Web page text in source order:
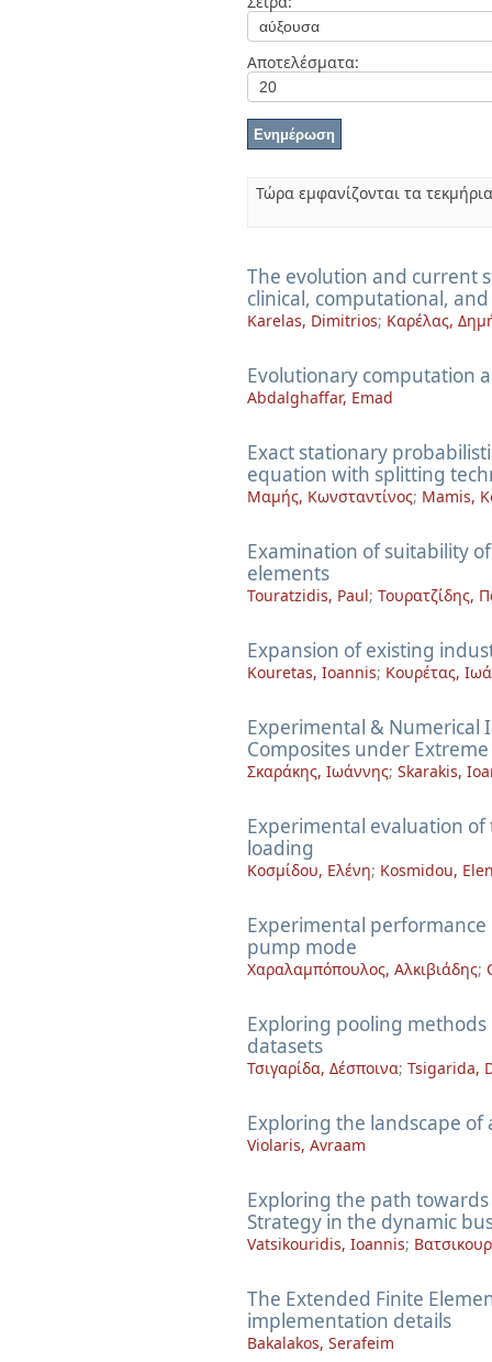
Αποτελέσματα:
Τώρα εμφανίζονται τα
The evolution and current
clinical, computational,
Karelas, Dimitrios; Καρέλας,
Evolutionary computation
Abdalghaffar, Emad
Exact stationary
equation with splitting
Μαμής, Κωνσταντίνος; Mamis,
Examination of suitability
elements
Touratzidis, Paul; Τουρατζίδης,
Expansion of existing
Kouretas, Ioannis; Κουρέτας,
Experimental & Numerical
Composites under
Σκαράκης, Ιωάννης; Skarakis,
Experimental evaluation
loading
Κοσμίδου, Ελένη; Kosmidou,
Experimental
pump mode
Χαραλαμπόπουλος, Αλκιβιάδης;
Exploring pooling
datasets
Τσιγαρίδα, Δέσποινα; Tsigarida,
Exploring the landscape
Violaris, Avraam
Exploring the path
Strategy in the dynamic
Vatsikouridis, Ioannis;
The Extended Finite
implementation details
Bakalakos, Serafeim